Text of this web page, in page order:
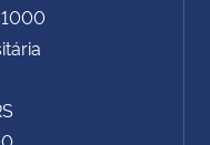
1000